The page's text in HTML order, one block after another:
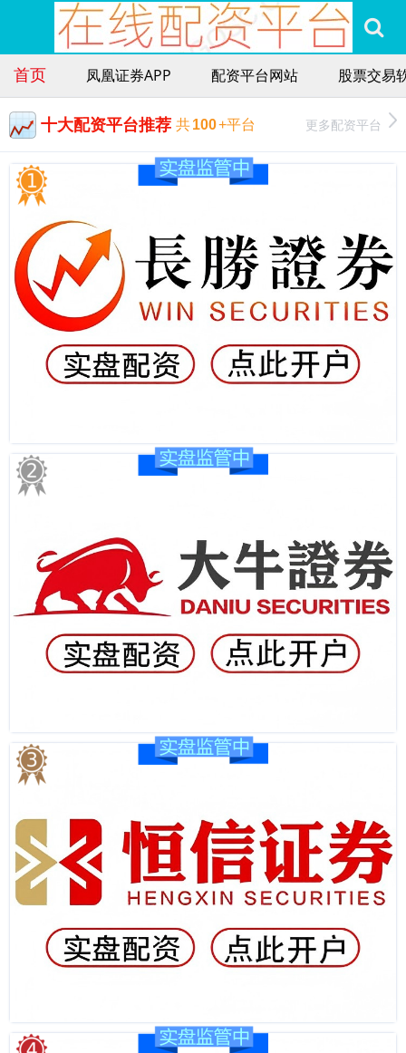
首页 凤凰证券APP 配资平台网站 股票交易
十大配资平台推荐 共100+平台 更多配资平台